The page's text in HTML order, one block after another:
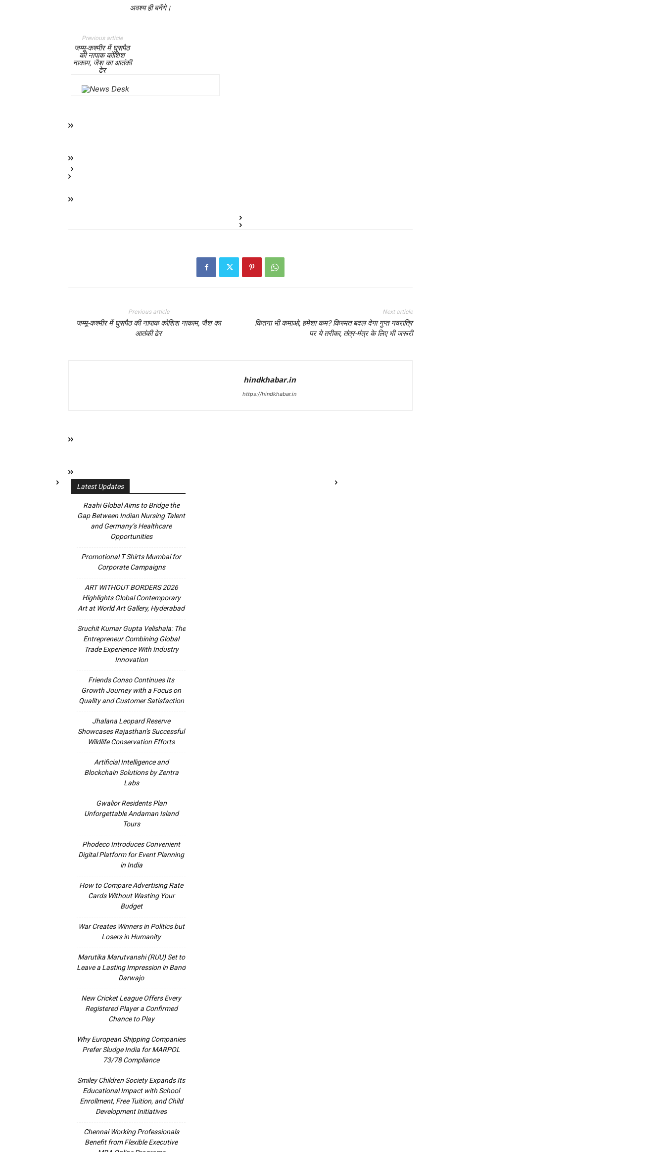
अवश्य ही बनेंगे।
Previous article
जम्मू-कश्मीर में घुसपैठ
की नापाक कोशिश
नाकाम, जैश का आतंकी
ढेर
Previous article
जम्मू-कश्मीर में घुसपैठ की नापाक कोशिश नाकाम, जैश का
आतंकी ढेर
Next article
कितना भी कमाओ, हमेशा कम? किस्मत बदल देगा गुप्त नवरात्रि
पर ये तरीका, तंत्र-मंत्र के लिए भी जरूरी
hindkhabar.in
https://hindkhabar.in
Latest Updates
Raahi Global Aims to Bridge the
Gap Between Indian Nursing Talent
and Germany’s Healthcare
Opportunities
Promotional T Shirts Mumbai for
Corporate Campaigns
ART WITHOUT BORDERS 2026
Highlights Global Contemporary
Art at World Art Gallery, Hyderabad
Sruchit Kumar Gupta Velishala: The
Entrepreneur Combining Global
Trade Experience With Industry
Innovation
Friends Conso Continues Its
Growth Journey with a Focus on
Quality and Customer Satisfaction
Jhalana Leopard Reserve
Showcases Rajasthan’s Successful
Wildlife Conservation Efforts
Artificial Intelligence and
Blockchain Solutions by Zentra
Labs
Gwalior Residents Plan
Unforgettable Andaman Island
Tours
Phodeco Introduces Convenient
Digital Platform for Event Planning
in India
How to Compare Advertising Rate
Cards Without Wasting Your
Budget
War Creates Winners in Politics but
Losers in Humanity
Marutika Marutvanshi (RUU) Set to
Leave a Lasting Impression in Band
Darwajo
New Cricket League Offers Every
Registered Player a Confirmed
Chance to Play
Why European Shipping Companies
Prefer Sludge India for MARPOL
73/78 Compliance
Smiley Children Society Expands Its
Educational Impact with School
Enrollment, Free Tuition, and Child
Development Initiatives
Chennai Working Professionals
Benefit from Flexible Executive